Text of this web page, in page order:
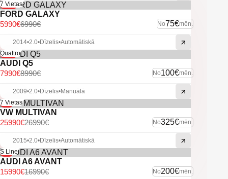
-14%
7 Vietas
FORD GALAXY
No75€mēn.
6990€
5990€
2014•2.0•Dīzelis•Automātiskā
-11%
Quattro
AUDI Q5
No100€mēn.
8990€
7990€
2009•2.0•Dīzelis•Manuālā
-4%
7 Vietas
VW MULTIVAN
No325€mēn.
26990€
25990€
2015•2.0•Dīzelis•Automātiskā
-6%
S Line
AUDI A6 AVANT
No200€mēn.
16990€
15990€